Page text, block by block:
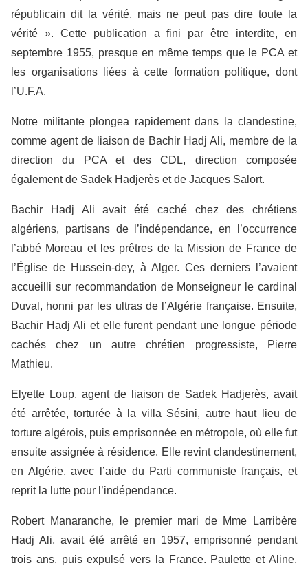
républicain dit la vérité, mais ne peut pas dire toute la
vérité ». Cette publication a fini par être interdite, en
septembre 1955, presque en même temps que le PCA et
les organisations liées à cette formation politique, dont
l’U.F.A.
Notre militante plongea rapidement dans la clandestine,
comme agent de liaison de Bachir Hadj Ali, membre de la
direction du PCA et des CDL, direction composée
également de Sadek Hadjerès et de Jacques Salort.
Bachir Hadj Ali avait été caché chez des chrétiens
algériens, partisans de l’indépendance, en l’occurrence
l’abbé Moreau et les prêtres de la Mission de France de
l’Église de Hussein-dey, à Alger. Ces derniers l’avaient
accueilli sur recommandation de Monseigneur le cardinal
Duval, honni par les ultras de l’Algérie française. Ensuite,
Bachir Hadj Ali et elle furent pendant une longue période
cachés chez un autre chrétien progressiste, Pierre
Mathieu.
Elyette Loup, agent de liaison de Sadek Hadjerès, avait
été arrêtée, torturée à la villa Sésini, autre haut lieu de
torture algérois, puis emprisonnée en métropole, où elle fut
ensuite assignée à résidence. Elle revint clandestinement,
en Algérie, avec l’aide du Parti communiste français, et
reprit la lutte pour l’indépendance.
Robert Manaranche, le premier mari de Mme Larribère
Hadj Ali, avait été arrêté en 1957, emprisonné pendant
trois ans, puis expulsé vers la France. Paulette et Aline,